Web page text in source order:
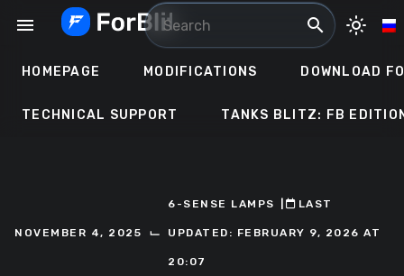
menu search light_mode
HOMEPAGE MODIFICATIONS DOWNLOAD
TECHNICAL SUPPORT TANKS BLITZ: FB
NOVEMBER 4, 2025 ⌙
6-SENSE LAMPS ㅤLAST
UPDATED: FEBRUARY 9, 2026 AT
20:07